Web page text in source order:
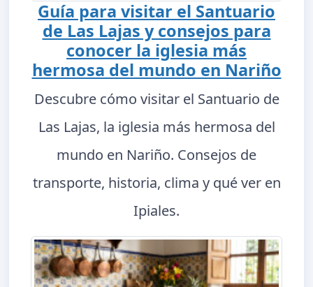
Guía para visitar el Santuario
de Las Lajas y consejos para
conocer la iglesia más
hermosa del mundo en Nariño
Descubre cómo visitar el Santuario de
Las Lajas, la iglesia más hermosa del
mundo en Nariño. Consejos de
transporte, historia, clima y qué ver en
Ipiales.